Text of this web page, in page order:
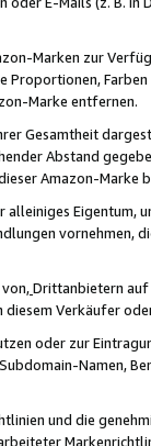
Marken zur
Proportionen,
Marke entfernen.
Gesamtheit
Abstand
Amazon-Marke
alleiniges
vornehmen,
Drittanbietern auf
Verkäufer
oder zur
Namen,
und die